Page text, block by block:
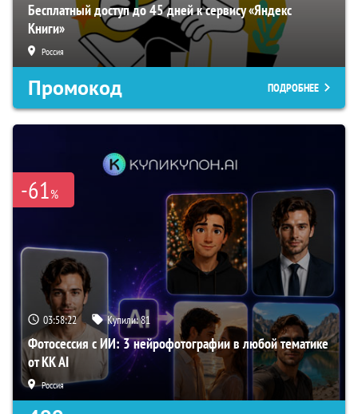
Бесплатный доступ до 45 дней к сервису «Яндекс
Книги»
Россия
Промокод ПОДРОБНЕЕ
-61%
03:58:21 Купили:81
Фотосессия с ИИ: 3 нейрофотографии в любой тематике
от KK AI
Россия